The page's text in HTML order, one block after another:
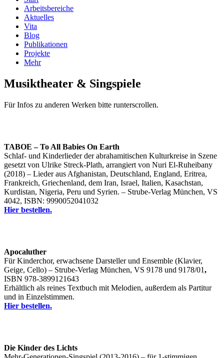
Arbeitsbereiche
Aktuelles
Vita
Blog
Publikationen
Projekte
Mehr
Musiktheater & Singspiele
Für Infos zu anderen Werken bitte runterscrollen.
TABOE – To All Babies On Earth
Schlaf- und Kinderlieder der abrahamitischen Kulturkreise in Szene
gesetzt von Ulrike Streck-Plath, arrangiert von Nuri El-Ruheibany
(2018) – Lieder aus Afghanistan, Deutschland, England, Eritrea,
Frankreich, Griechenland, dem Iran, Israel, Italien, Kasachstan,
Kurdistan, Nigeria, Peru und Syrien. – Strube-Verlag München, VS
4042, ISBN: 9990052041032
Hier bestellen.
Apocaluther
Für Kinderchor, erwachsene Darsteller und Ensemble (Klavier,
Geige, Cello) – Strube-Verlag München, VS 9178 und 9178/01,
ISBN 978-3899121643
Erhältlich als reines Textbuch mit Melodien, außerdem als Partitur
und in Einzelstimmen.
Hier bestellen.
Die Kinder des Lichts